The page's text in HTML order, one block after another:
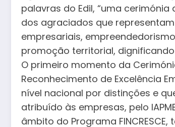
palavras do Edil, “uma
dos agraciados que
empresariais,
promoção territorial,
O primeiro momento da
Reconhecimento de Excelência
nível nacional por distinções e
atribuído às empresas, pelo
âmbito do Programa